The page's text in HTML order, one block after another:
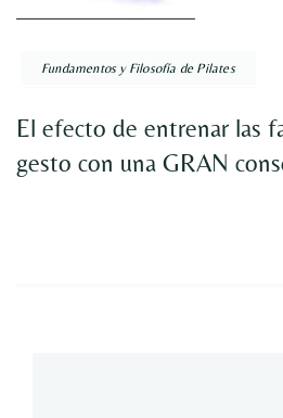
Fundamentos y Filosofía de Pilates
El efecto de entrenar las
gesto con una GRAN